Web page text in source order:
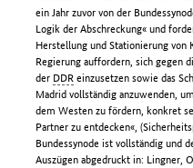
ein Jahr zuvor von der
Logik der Abschreckung« und
Herstellung und Stationierung
Regierung auffordern, sich gegen
der DDR einzusetzen sowie das
Madrid vollständig anzuwenden,
dem Westen zu fördern, konkret
Partner zu entdecken«,
Bundessynode ist vollständig und
Auszügen abgedruckt in: Lingner,